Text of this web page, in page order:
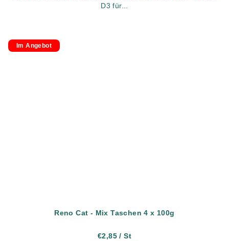
D3 für...
Im Angebot
Reno Cat - Mix Taschen 4 x 100g
€2,85/ St